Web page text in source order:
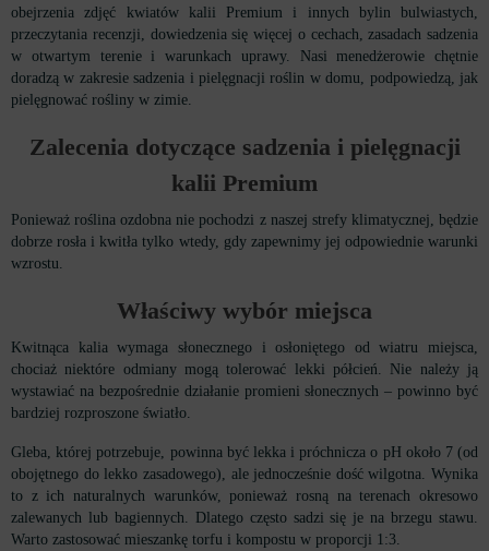
obejrzenia zdjęć kwiatów kalii Premium i innych bylin bulwiastych,
przeczytania recenzji, dowiedzenia się więcej o cechach, zasadach sadzenia
w otwartym terenie i warunkach uprawy. Nasi menedżerowie chętnie
doradzą w zakresie sadzenia i pielęgnacji roślin w domu, podpowiedzą, jak
pielęgnować rośliny w zimie.
Zalecenia dotyczące sadzenia i pielęgnacji
kalii Premium
Ponieważ roślina ozdobna nie pochodzi z naszej strefy klimatycznej, będzie
dobrze rosła i kwitła tylko wtedy, gdy zapewnimy jej odpowiednie warunki
wzrostu.
Właściwy wybór miejsca
Kwitnąca kalia wymaga słonecznego i osłoniętego od wiatru miejsca,
chociaż niektóre odmiany mogą tolerować lekki półcień. Nie należy ją
wystawiać na bezpośrednie działanie promieni słonecznych – powinno być
bardziej rozproszone światło.
Gleba, której potrzebuje, powinna być lekka i próchnicza o pH około 7 (od
obojętnego do lekko zasadowego), ale jednocześnie dość wilgotna. Wynika
to z ich naturalnych warunków, ponieważ rosną na terenach okresowo
zalewanych lub bagiennych. Dlatego często sadzi się je na brzegu stawu.
Warto zastosować mieszankę torfu i kompostu w proporcji 1:3.